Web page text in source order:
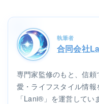
執筆者
合同会社
専門家監修のもと、信
愛・ライフスタイル情
「Lani®」を運営して